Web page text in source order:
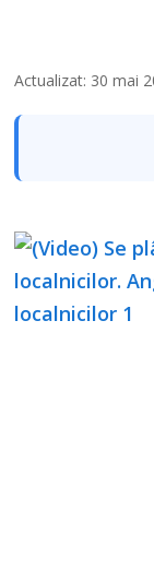
Actualizat: 30 mai